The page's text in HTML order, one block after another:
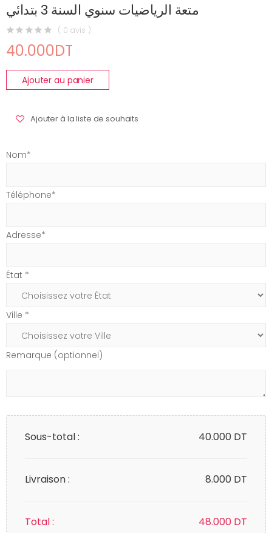
متعة الرياضيات سنوي السنة 3 بتدائي
( 0 avis )
40.000DT
Ajouter au panier
Ajouter à la liste de souhaits
Nom*
Téléphone*
Adresse*
État *
Ville *
Remarque (optionnel)
Sous-total : 40.000 DT
Livraison : 8.000 DT
Total : 48.000 DT